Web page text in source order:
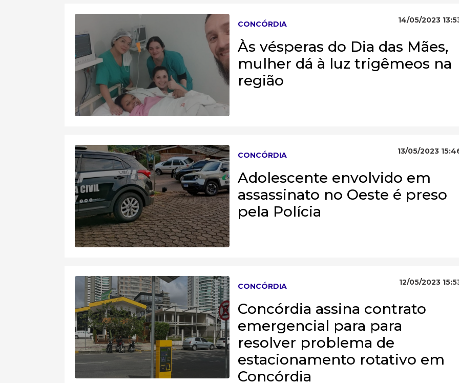
CONCÓRDIA 14/05/2023
Às vésperas do Dia das Mães,
mulher dá à luz trigêmeos na
região
CONCÓRDIA 13/05/2023
Adolescente envolvido em
assassinato no Oeste é preso
pela Polícia
CONCÓRDIA 12/05/2023
Concórdia assina contrato
emergencial para para
resolver problema de
estacionamento rotativo em
Concórdia